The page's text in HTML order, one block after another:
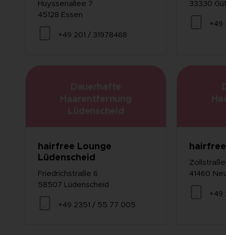
Huyssenallee 7
45128 Essen
+49 201 / 31978468
33330
+49
hairfree Lounge
Lüdenscheid
Friedrichstraße 6
58507 Lüdenscheid
+49 2351 / 55 77 005
41460
+49